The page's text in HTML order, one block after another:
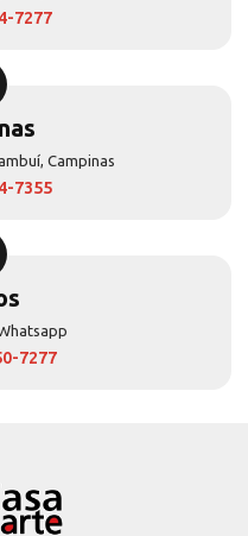
7277
Campinas
7355
7277